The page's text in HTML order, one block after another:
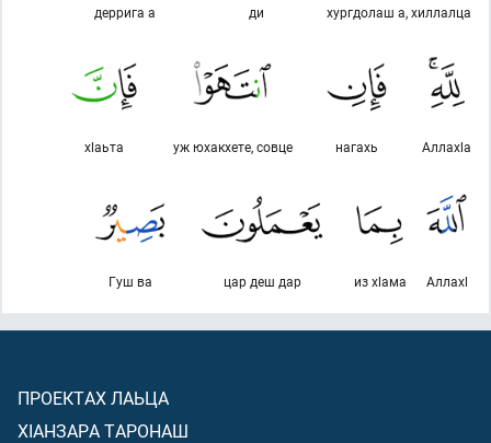
хургдолаш а, хиллалца
ди
деррига а
Аллахlа
нагахь
уж юхакхете, совце
хlаьта
Аллахl
из хlама
цар деш дар
Гуш ва
ПРОЕКТАХ ЛАЬЦА
ХIАНЗАРА ТАРОНАШ